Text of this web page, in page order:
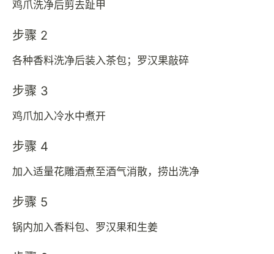
鸡爪洗净后剪去趾甲
步骤 2
各种香料洗净后装入茶包；罗汉果敲碎
步骤 3
鸡爪加入冷水中煮开
步骤 4
加入适量花雕酒煮至酒气消散，捞出洗净
步骤 5
锅内加入香料包、罗汉果和生姜